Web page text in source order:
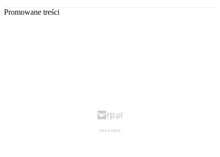
Promowane treści